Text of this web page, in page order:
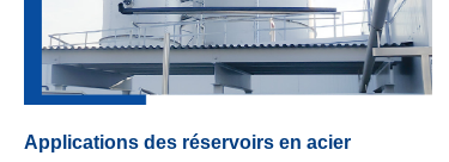
Applications des réservoirs en acier